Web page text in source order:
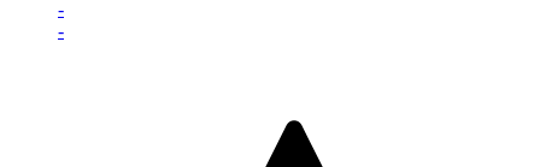
-
-